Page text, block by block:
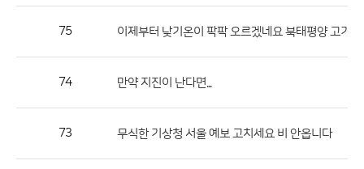
론
호,
75 이제부터 낮기온이 팍팍 오르겠네요 북태평양 고기압
74 만약 지진이 난다면...
73 무식한 기상청 서울 예보 고치세요 비 안옵니다